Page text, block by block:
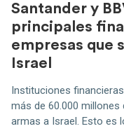
Santander y
principales
empresas que
Israel
Instituciones
más de 60.000
armas a Israel. Esto es